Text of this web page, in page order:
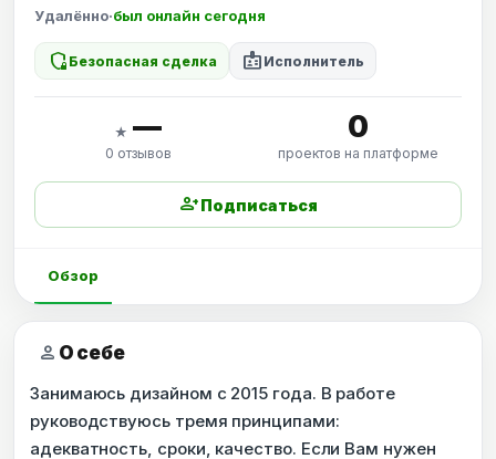
Удалённо·был онлайн сегодня
shield_locked Безопасная сделка badge Исполнитель
★ —
0 отзывов
0
проектов на платформе
person_addПодписаться
Обзор
person О себе
Занимаюсь дизайном с 2015 года. В работе
руководствуюсь тремя принципами:
адекватность, сроки, качество. Если Вам нужен